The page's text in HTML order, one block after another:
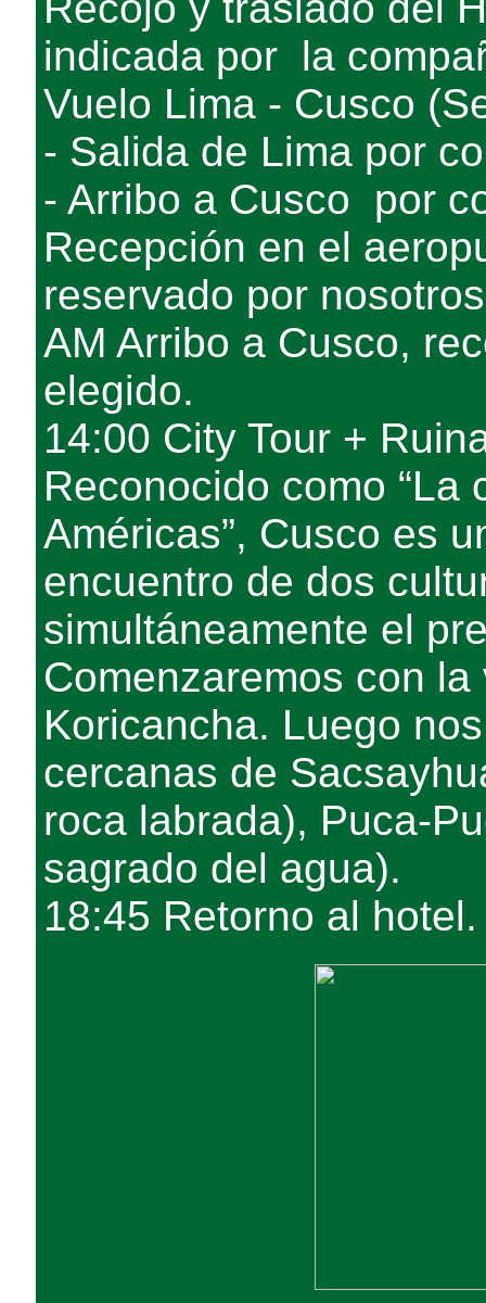
indicada por la
Vuelo Lima - Cusco
- Salida de Lima por
- Arribo a Cusco por
Recepción en el
reservado por
AM Arribo a Cusco,
elegido.
14:00 City Tour +
Reconocido como
Américas”, Cusco es
encuentro de dos
simultáneamente el
Comenzaremos con
Koricancha. Luego
cercanas de
roca labrada), Puca-
sagrado del agua).
18:45 Retorno al hotel.